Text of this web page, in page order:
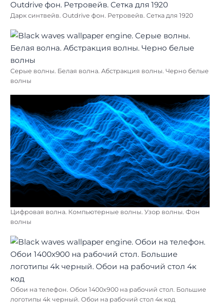
Дарк синтвейв. Outdrive фон. Ретровейв. Сетка для 1920
Серые волны. Белая волна. Абстракция волны. Черно белые
волны
Цифровая волна. Компьютерные волны. Узор волны. Фон
волны
Обои на телефон. Обои 1400х900 на рабочий стол. Большие
логотипы 4k черный. Обои на рабочий стол 4к код